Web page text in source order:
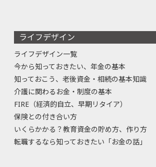
ライフデザイン
ライフデザイン一覧
今から知っておきたい、年金の基本
知っておこう、老後資金・相続の基本知識
介護に関わるお金・制度の基本
FIRE（経済的自立、早期リタイア）
保険との付き合い方
いくらかかる？教育資金の貯め方、作り方
転職するなら知っておきたい「お金の話」